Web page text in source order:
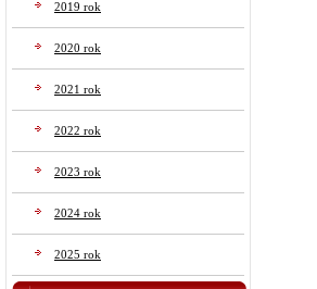
2019 rok
2020 rok
2021 rok
2022 rok
2023 rok
2024 rok
2025 rok